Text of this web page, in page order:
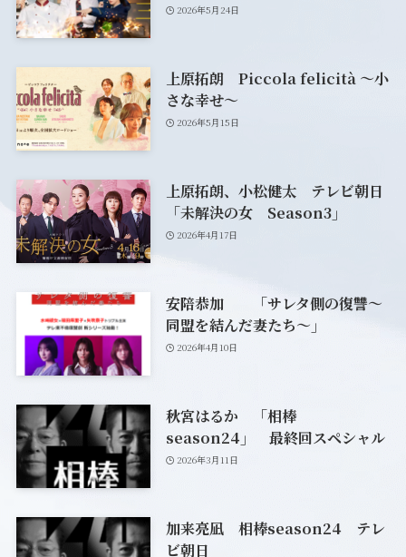
2026年5月24日
上原拓朗 Piccola felicità ～小
さな幸せ～
2026年5月15日
上原拓朗、小松健太 テレビ朝日
「未解決の女 Season3」
2026年4月17日
安陪恭加 「サレタ側の復讐～
同盟を結んだ妻たち～」
2026年4月10日
秋宮はるか 「相棒
season24」 最終回スペシャル
2026年3月11日
加来亮凪 相棒season24 テレ
ビ朝日